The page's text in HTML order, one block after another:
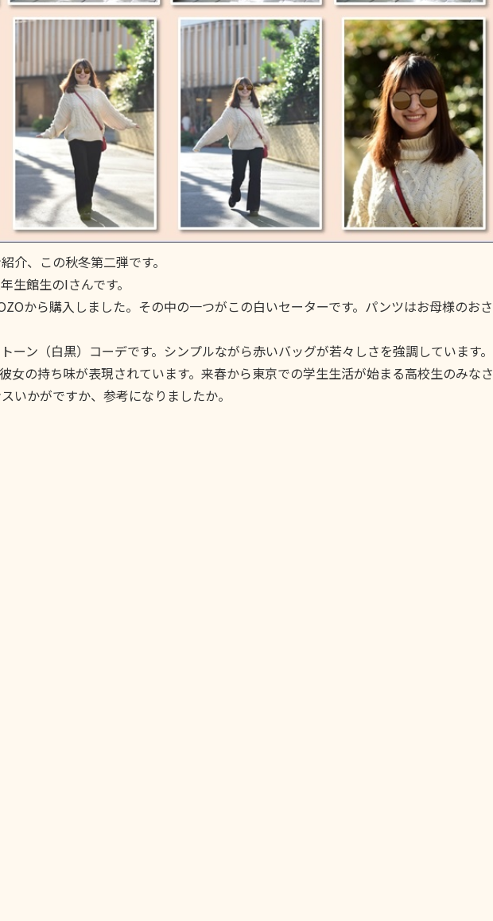
介、この秋冬第二弾です。
生館生のIさんです。
から購入しました。その中の一つがこの白いセーターです。パンツはお母様のおさ
ーン（白黒）コーデです。シンプルながら赤いバッグが若々しさを強調しています。
女の持ち味が表現されています。来春から東京での学生生活が始まる高校生のみなさ
いかがですか、参考になりましたか。